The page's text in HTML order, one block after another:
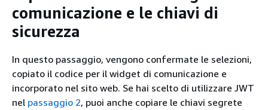
comunicazione e le chiavi di
sicurezza
In questo passaggio, vengono confermate le selezioni,
copiato il codice per il widget di comunicazione e
incorporato nel sito web. Se hai scelto di utilizzare JWT
nel passaggio 2, puoi anche copiare le chiavi segrete